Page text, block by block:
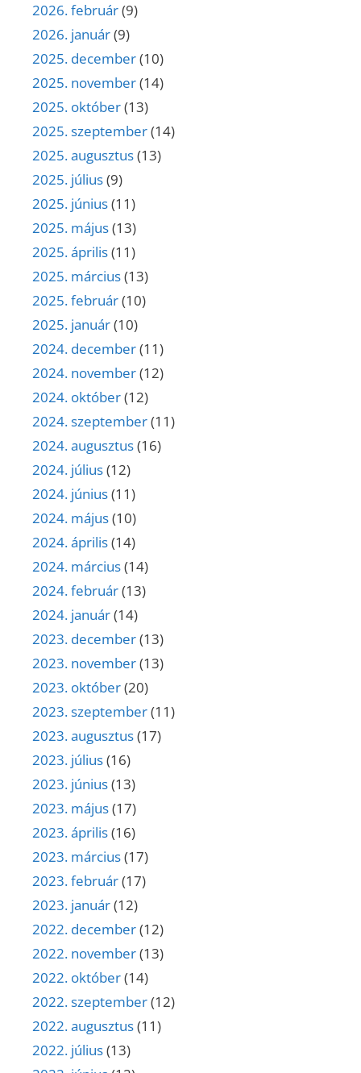
2026. február(9)
2026. január(9)
2025. december(10)
2025. november(14)
2025. október(13)
2025. szeptember(14)
2025. augusztus(13)
2025. július(9)
2025. június(11)
2025. május(13)
2025. április(11)
2025. március(13)
2025. február(10)
2025. január(10)
2024. december(11)
2024. november(12)
2024. október(12)
2024. szeptember(11)
2024. augusztus(16)
2024. július(12)
2024. június(11)
2024. május(10)
2024. április(14)
2024. március(14)
2024. február(13)
2024. január(14)
2023. december(13)
2023. november(13)
2023. október(20)
2023. szeptember(11)
2023. augusztus(17)
2023. július(16)
2023. június(13)
2023. május(17)
2023. április(16)
2023. március(17)
2023. február(17)
2023. január(12)
2022. december(12)
2022. november(13)
2022. október(14)
2022. szeptember(12)
2022. augusztus(11)
2022. július(13)